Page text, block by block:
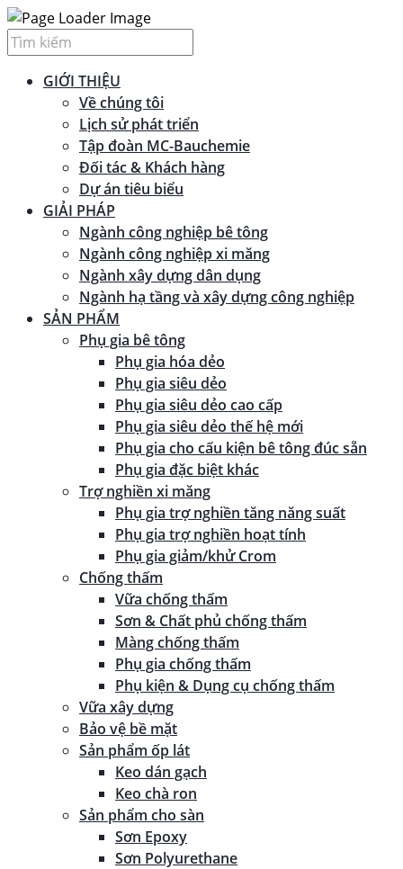
GIỚI THIỆU
Về chúng tôi
Lịch sử phát triển
Tập đoàn MC-Bauchemie
Đối tác & Khách hàng
Dự án tiêu biểu
GIẢI PHÁP
Ngành công nghiệp bê tông
Ngành công nghiệp xi măng
Ngành xây dựng dân dụng
Ngành hạ tầng và xây dựng công nghiệp
SẢN PHẨM
Phụ gia bê tông
Phụ gia hóa dẻo
Phụ gia siêu dẻo
Phụ gia siêu dẻo cao cấp
Phụ gia siêu dẻo thế hệ mới
Phụ gia cho cấu kiện bê tông đúc sẵn
Phụ gia đặc biệt khác
Trợ nghiền xi măng
Phụ gia trợ nghiền tăng năng suất
Phụ gia trợ nghiền hoạt tính
Phụ gia giảm/khử Crom
Chống thấm
Vữa chống thấm
Sơn & Chất phủ chống thấm
Màng chống thấm
Phụ gia chống thấm
Phụ kiện & Dụng cụ chống thấm
Vữa xây dựng
Bảo vệ bề mặt
Sản phẩm ốp lát
Keo dán gạch
Keo chà ron
Sản phẩm cho sàn
Sơn Epoxy
Sơn Polyurethane